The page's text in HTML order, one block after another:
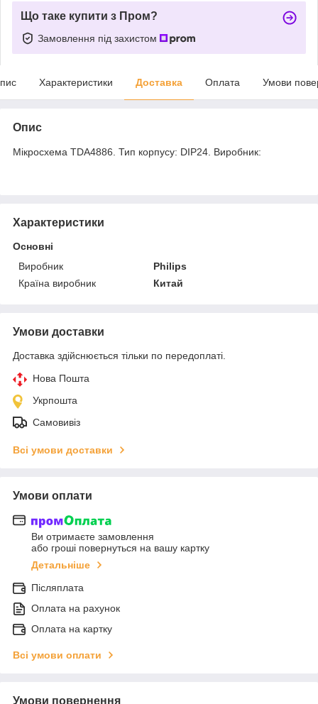
Що таке купити з Пром?
Замовлення під захистом
Характеристики Доставка Оплата Умови
Опис
Мікросхема TDA4886. Тип корпусу: DIP24. Виробник:
Характеристики
Основні
Виробник
Philips
Країна виробник
Китай
Умови доставки
Доставка здійснюється тільки по передоплаті.
Нова Пошта
Укрпошта
Самовивіз
Всі умови доставки
Умови оплати
Ви отримаєте замовлення
або гроші повернуться на вашу картку
Детальніше
Післяплата
Оплата на рахунок
Оплата на картку
Всі умови оплати
Умови повернення